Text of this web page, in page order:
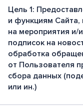
Цель 1:
и функциям Сайта,
на мероприятия
подписок на
обработка
от Пользователя
сбора данных
или ин.)